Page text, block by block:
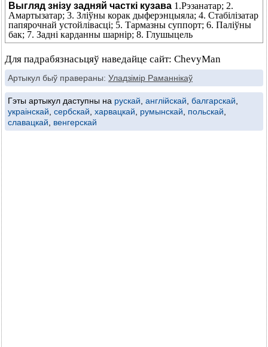
Выгляд знізу задняй часткі кузава 1.Рэзанатар; 2.
Амартызатар; 3. Зліўны корак дыферэнцыяла; 4. Стабілізатар
папярочнай устойлівасці; 5. Тармазны суппорт; 6. Паліўны
бак; 7. Задні карданны шарнір; 8. Глушыцель
Для падрабязнасьцяў наведайце сайт: ChevyMan
Артыкул быў правераны: Уладзімір Раманнікаў
Гэты артыкул даступны на рускай англійскай балгарскай
украінскай сербскай харвацкай румынскай польскай
славацкай
венгерскай